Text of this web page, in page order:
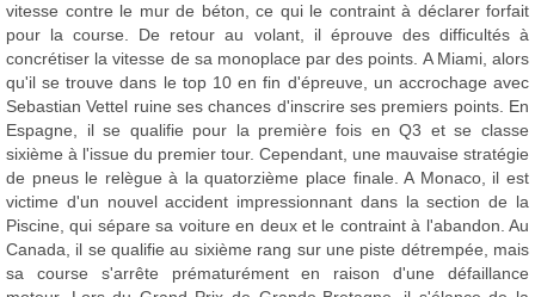
vitesse contre le mur de béton, ce qui le contraint à déclarer forfait
pour la course. De retour au volant, il éprouve des difficultés à
concrétiser la vitesse de sa monoplace par des points. A Miami, alors
qu'il se trouve dans le top 10 en fin d'épreuve, un accrochage avec
Sebastian Vettel ruine ses chances d'inscrire ses premiers points. En
Espagne, il se qualifie pour la première fois en Q3 et se classe
sixième à l'issue du premier tour. Cependant, une mauvaise stratégie
de pneus le relègue à la quatorzième place finale. A Monaco, il est
victime d'un nouvel accident impressionnant dans la section de la
Piscine, qui sépare sa voiture en deux et le contraint à l'abandon. Au
Canada, il se qualifie au sixième rang sur une piste détrempée, mais
sa course s'arrête prématurément en raison d'une défaillance